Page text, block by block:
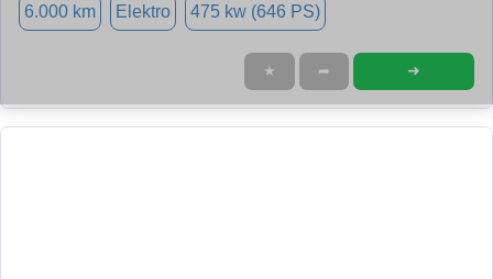
6.000 km Elektro 475 kw (646 PS)
★ ➦ ➜